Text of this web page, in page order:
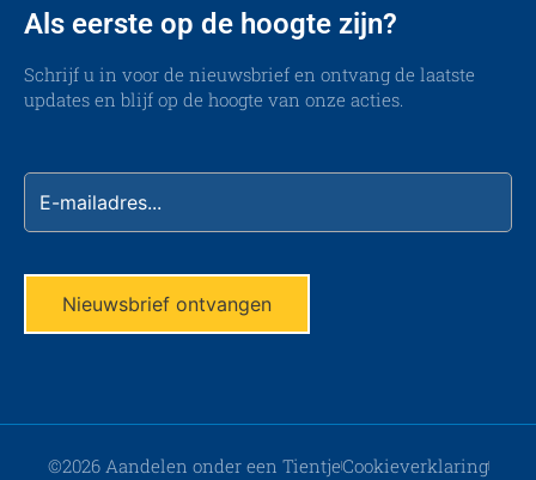
Als eerste op de hoogte zijn?
Schrijf u in voor de nieuwsbrief en ontvang de laatste
updates en blijf op de hoogte van onze acties.
©2026 Aandelen onder een TientjeCookieverklaring